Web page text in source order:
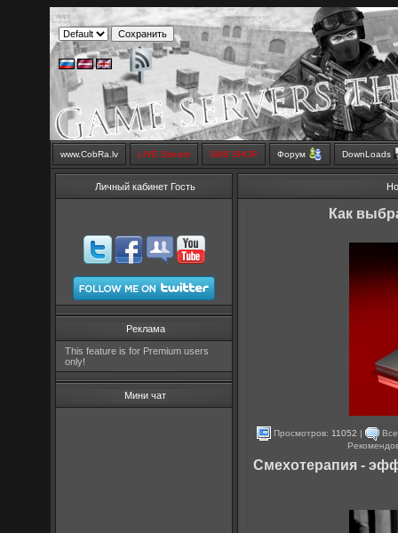
www.CobRa.lv LIVE Stream SMS SHOP Форум DownLoads
Личный кабинет Гость
Реклама
This feature is for Premium users
only!
Мини чат
Как
Просмотров: 11052 |
Смехотерапия -